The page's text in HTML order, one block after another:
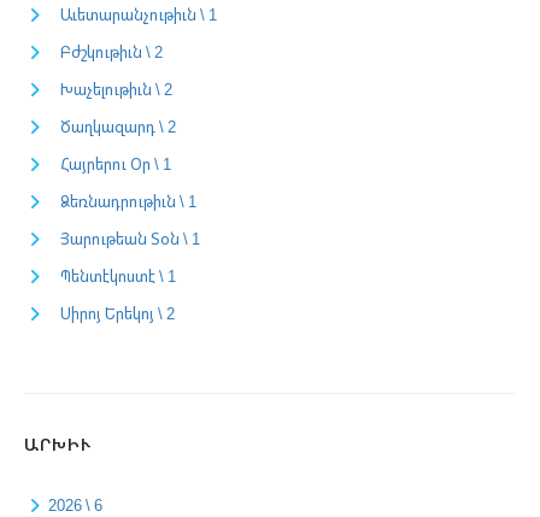
Աւետարանչութիւն \ 1
Բժշկութիւն \ 2
Խաչելութիւն \ 2
Ծաղկազարդ \ 2
Հայրերու Օր \ 1
Ձեռնադրութիւն \ 1
Յարութեան Տօն \ 1
Պենտէկոստէ \ 1
Սիրոյ Երեկոյ \ 2
ԱՐԽԻՒ
2026 \ 6